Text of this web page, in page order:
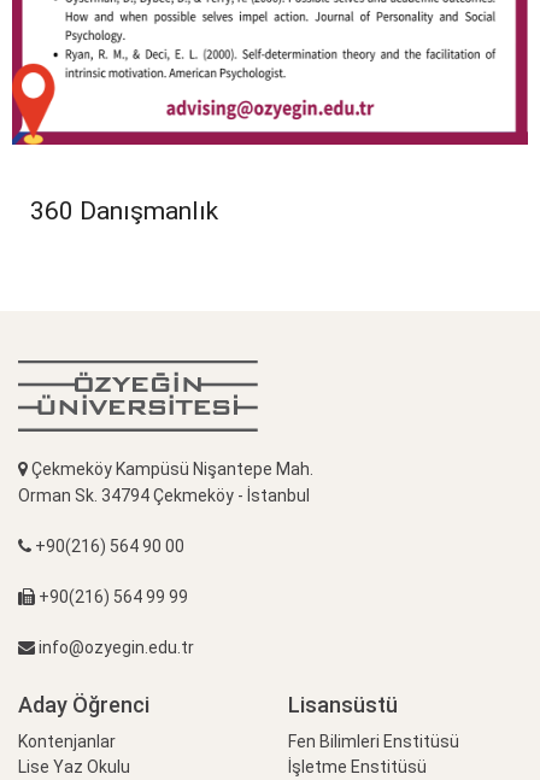
360 Danışmanlık
Çekmeköy Kampüsü Nişantepe Mah.
Orman Sk. 34794 Çekmeköy - İstanbul
+90(216) 564 90 00
+90(216) 564 99 99
info@ozyegin.edu.tr
Aday Öğrenci
Kontenjanlar
Lise Yaz Okulu
Lisansüstü
Fen Bilimleri Enstitüsü
İşletme Enstitüsü